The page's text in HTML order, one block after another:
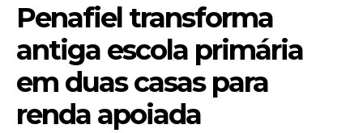
Penafiel transforma
antiga escola primária
em duas casas para
renda apoiada